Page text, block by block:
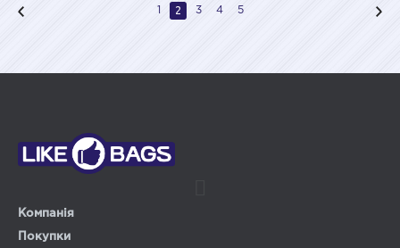
1 2 3 4 5
Компанія
Покупки